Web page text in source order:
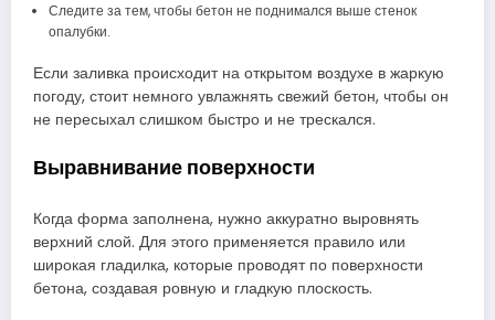
Следите за тем, чтобы бетон не поднимался выше стенок
опалубки.
Если заливка происходит на открытом воздухе в жаркую
погоду, стоит немного увлажнять свежий бетон, чтобы он
не пересыхал слишком быстро и не трескался.
Выравнивание поверхности
Когда форма заполнена, нужно аккуратно выровнять
верхний слой. Для этого применяется правило или
широкая гладилка, которые проводят по поверхности
бетона, создавая ровную и гладкую плоскость.